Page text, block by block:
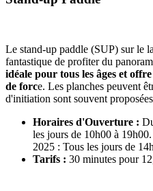
Le stand-up paddle (SUP) sur le
fantastique de profiter du
idéale pour tous les âges et
de force. Les planches peuvent
d'initiation sont souvent
Horaires d'Ouverture :
les jours de 10h00 à
2025 : Tous les jours de
Tarifs : 30 minutes pour